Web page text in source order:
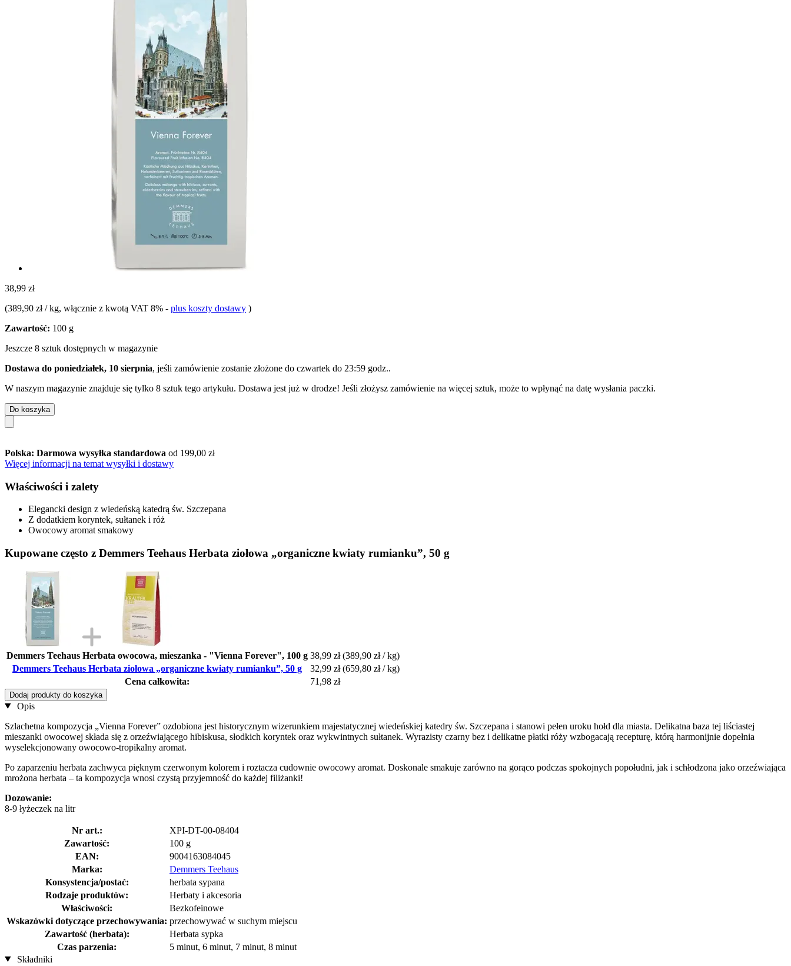
38,99 zł
(389,90 zł / kg, włącznie z kwotą VAT 8% - plus koszty dostawy )
Zawartość: 100 g
Jeszcze 8 sztuk dostępnych w magazynie
Dostawa do poniedziałek, 10 sierpnia, jeśli zamówienie zostanie złożone do czwartek do 23:59 godz..
W naszym magazynie znajduje się tylko 8 sztuk tego artykułu. Dostawa jest już w drodze! Jeśli złożysz zamówienie na więcej sztuk, może to wpłynąć na datę wysłania paczki.
Do koszyka
Polska: Darmowa wysyłka standardowa od 199,00 zł
Więcej informacji na temat wysyłki i dostawy
Właściwości i zalety
Elegancki design z wiedeńską katedrą św. Szczepana
Z dodatkiem koryntek, sułtanek i róż
Owocowy aromat smakowy
Kupowane często z Demmers Teehaus Herbata ziołowa „organiczne kwiaty rumianku”, 50 g
Demmers Teehaus Herbata owocowa, mieszanka - "Vienna Forever", 100 g 38,99 zł (389,90 zł / kg)
Demmers Teehaus Herbata ziołowa „organiczne kwiaty rumianku”, 50 g
32,99 zł (659,80 zł / kg)
Cena całkowita:
71,98 zł
Dodaj produkty do koszyka
Opis
Szlachetna kompozycja „Vienna Forever” ozdobiona jest historycznym wizerunkiem majestatycznej wiedeńskiej katedry św. Szczepana i stanowi pełen uroku hołd dla miasta. Delikatna baza tej liściastej
mieszanki owocowej składa się z orzeźwiającego hibiskusa, słodkich koryntek oraz wykwintnych sułtanek. Wyrazisty czarny bez i delikatne płatki róży wzbogacają recepturę, którą harmonijnie dopełnia
wyselekcjonowany owocowo-tropikalny aromat.
Po zaparzeniu herbata zachwyca pięknym czerwonym kolorem i roztacza cudownie owocowy aromat. Doskonale smakuje zarówno na gorąco podczas spokojnych popołudni, jak i schłodzona jako orzeźwiająca
mrożona herbata – ta kompozycja wnosi czystą przyjemność do każdej filiżanki!
Dozowanie:
8-9 łyżeczek na litr
Nr art.:
XPI-DT-00-08404
Zawartość:
100 g
EAN:
9004163084045
Marka:
Demmers Teehaus
Konsystencja/postać:
herbata sypana
Rodzaje produktów:
Herbaty i akcesoria
Właściwości:
Bezkofeinowe
Wskazówki dotyczące przechowywania: przechowywać w suchym miejscu
Zawartość (herbata):
Herbata sypka
Czas parzenia:
5 minut, 6 minut, 7 minut, 8 minut
Składniki